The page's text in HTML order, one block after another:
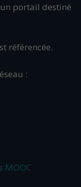
portail destiné
référencée.
:
MOOC